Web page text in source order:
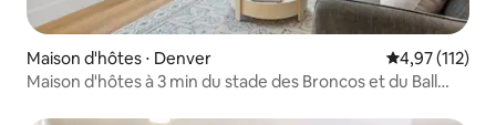
Maison d'hôtes ⋅ Denver Évaluation
4,97 (112)
Maison d'hôtes à 3 min du stade des Broncos et du Ball